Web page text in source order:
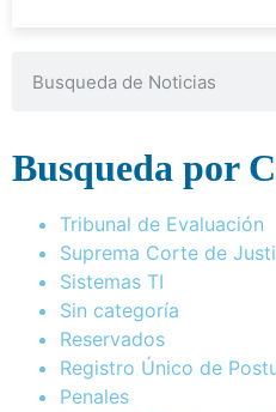
Busqueda por
Tribunal de Evaluación
Suprema Corte de
Sistemas TI
Sin categoría
Reservados
Registro Único de
Penales